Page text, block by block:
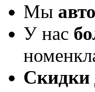
Мы
У нас
Скидки